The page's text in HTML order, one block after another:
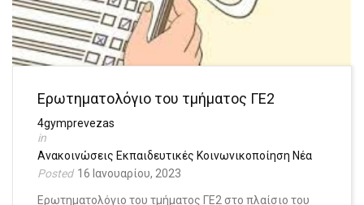
Ερωτηματολόγιο του τμήματος ΓΕ2
4gymprevezas
Ανακοινώσεις Εκπαιδευτικές Κοινωνικοποίηση Νέα
16 Ιανουαρίου, 2023
Ερωτηματολόγιο του τμήματος ΓΕ2 στο πλαίσιο του